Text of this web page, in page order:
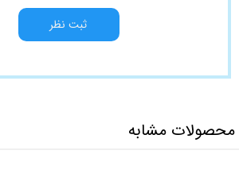
ثبت نظر
محصولات مشابه